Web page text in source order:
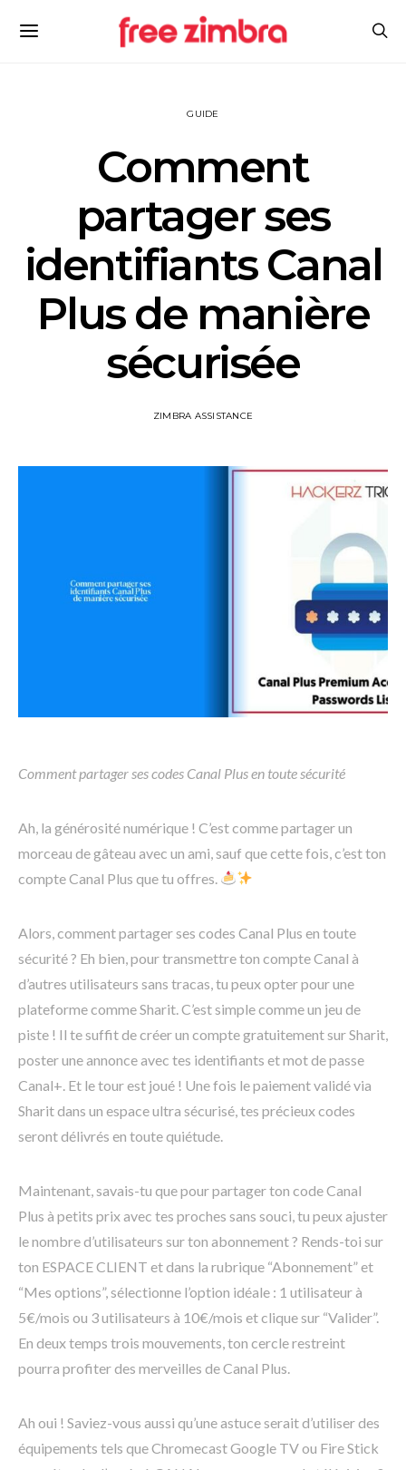
GUIDE
Comment
partager ses
identifiants Canal
Plus de manière
sécurisée
ZIMBRA ASSISTANCE
Comment partager ses codes Canal Plus en toute sécurité
Ah, la générosité numérique ! C’est comme partager un
morceau de gâteau avec un ami, sauf que cette fois, c’est ton
compte Canal Plus que tu offres.
Alors, comment partager ses codes Canal Plus en toute
sécurité ? Eh bien, pour transmettre ton compte Canal à
d’autres utilisateurs sans tracas, tu peux opter pour une
plateforme comme Sharit. C’est simple comme un jeu de
piste ! Il te suffit de créer un compte gratuitement sur Sharit,
poster une annonce avec tes identifiants et mot de passe
Canal+. Et le tour est joué ! Une fois le paiement validé via
Sharit dans un espace ultra sécurisé, tes précieux codes
seront délivrés en toute quiétude.
Maintenant, savais-tu que pour partager ton code Canal
Plus à petits prix avec tes proches sans souci, tu peux ajuster
le nombre d’utilisateurs sur ton abonnement ? Rends-toi sur
ton ESPACE CLIENT et dans la rubrique “Abonnement” et
“Mes options”, sélectionne l’option idéale : 1 utilisateur à
5€/mois ou 3 utilisateurs à 10€/mois et clique sur “Valider”.
En deux temps trois mouvements, ton cercle restreint
pourra profiter des merveilles de Canal Plus.
Ah oui ! Saviez-vous aussi qu’une astuce serait d’utiliser des
équipements tels que Chromecast Google TV ou Fire Stick